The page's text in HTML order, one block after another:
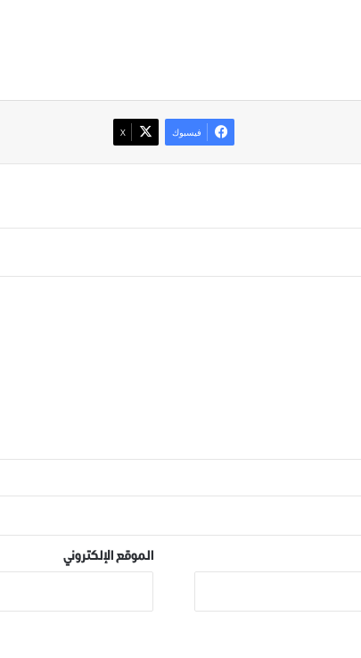
فيسبوك ‫X
الموقع الإلكتروني